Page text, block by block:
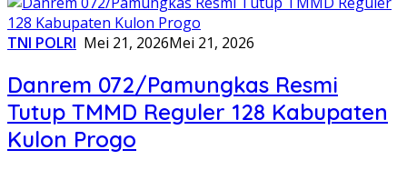
TNI POLRI Mei 21, 2026Mei 21, 2026
Danrem 072/Pamungkas Resmi
Tutup TMMD Reguler 128 Kabupaten
Kulon Progo